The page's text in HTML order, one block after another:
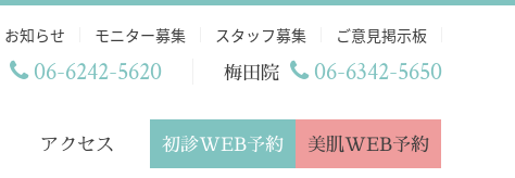
お知らせ モニター募集 スタッフ募集 ご意見掲示板
梅田院 06-6342-5650
06-6242-5620
アクセス 初診WEB予約 美肌WEB予約